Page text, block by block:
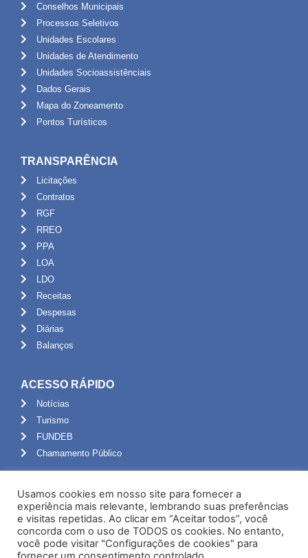
Conselhos Municipais
Processos Seletivos
Unidades Escolares
Unidades de Atendimento
Unidades Socioassistênciais
Dados Gerais
Mapa do Zoneamento
Pontos Turísticos
TRANSPARÊNCIA
Licitações
Contratos
RGF
RREO
PPA
LOA
LDO
Receitas
Despesas
Diárias
Balanços
ACESSO RÁPIDO
Notícias
Turismo
FUNDEB
Chamamento Público
Portal do Servidor
Webmail
Administração
Usamos cookies em nosso site para fornecer a
experiência mais relevante, lembrando suas preferências
e visitas repetidas. Ao clicar em “Aceitar todos”, você
concorda com o uso de TODOS os cookies. No entanto,
você pode visitar "Configurações de cookies" para